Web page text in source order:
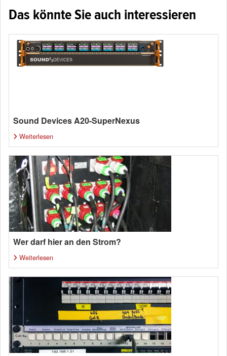
Das könnte Sie auch interessieren
Sound Devices A20-SuperNexus
Weiterlesen
Wer darf hier an den Strom?
Weiterlesen